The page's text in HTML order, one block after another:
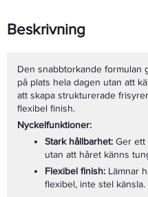
Beskrivning
Den snabbtorkande formulan
på plats hela dagen utan att
att skapa strukturerade
flexibel finish.
Nyckelfunktioner:
Stark hållbarhet: Ger ett
utan att håret känns
Flexibel finish: Lämnar
flexibel, inte stel känsla.